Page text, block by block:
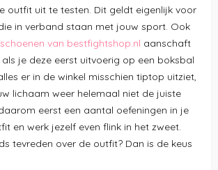
outfit uit te testen. Dit geldt eigenlijk voor
in verband staan met jouw sport. Ook
van bestfightshop.nl aanschaft
je deze eerst uitvoerig op een boksbal
er in de winkel misschien tiptop uitziet,
lichaam weer helemaal niet de juiste
eerst een aantal oefeningen in je
en werk jezelf even flink in het zweet.
tevreden over de outfit? Dan is de keus